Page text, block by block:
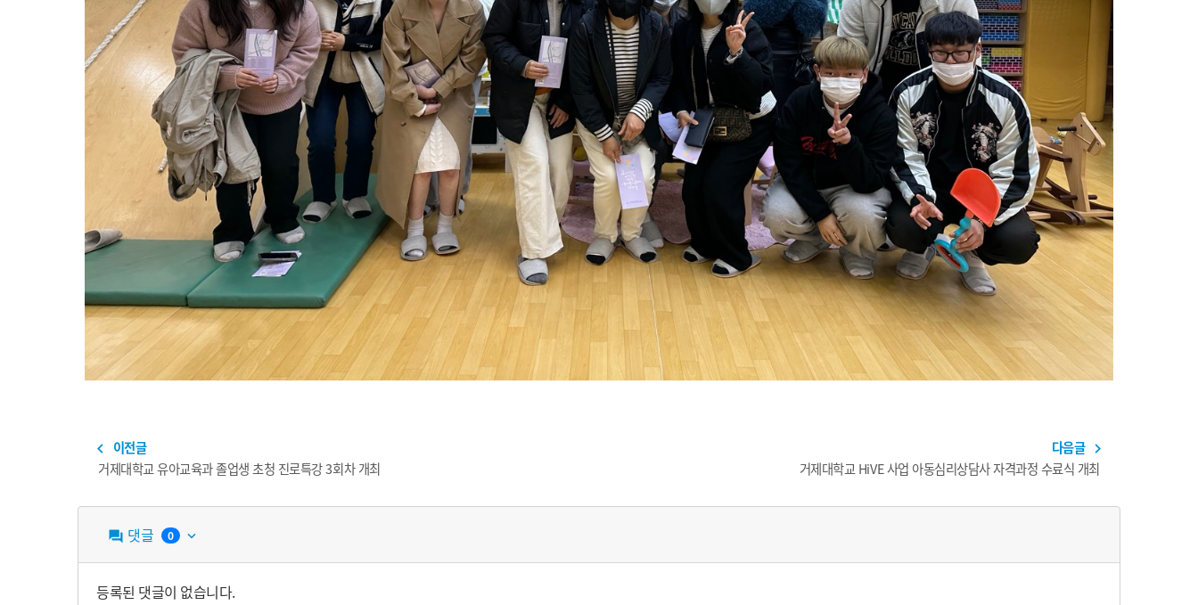
navigate_before 이전글
거제대학교 유아교육과 졸업생 초청 진로특강 3회차 개최
다음글 navigate_next
거제대학교 HiVE 사업 아동심리상담사 자격과정 수료식 개최
question_answer 댓글 0 keyboard_arrow_down
등록된 댓글이 없습니다.